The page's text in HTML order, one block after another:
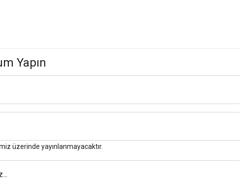
Yapın
üzerinde yayınlanmayacaktır.